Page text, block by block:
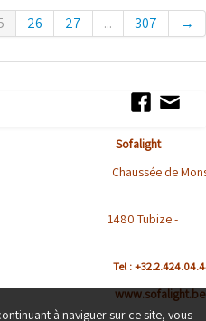
26 27 ... 307 →
Sofalight
8 Chaussée de
1480 Tubize -
Tel :
www.sofalight.be
à naviguer sur ce site, vous